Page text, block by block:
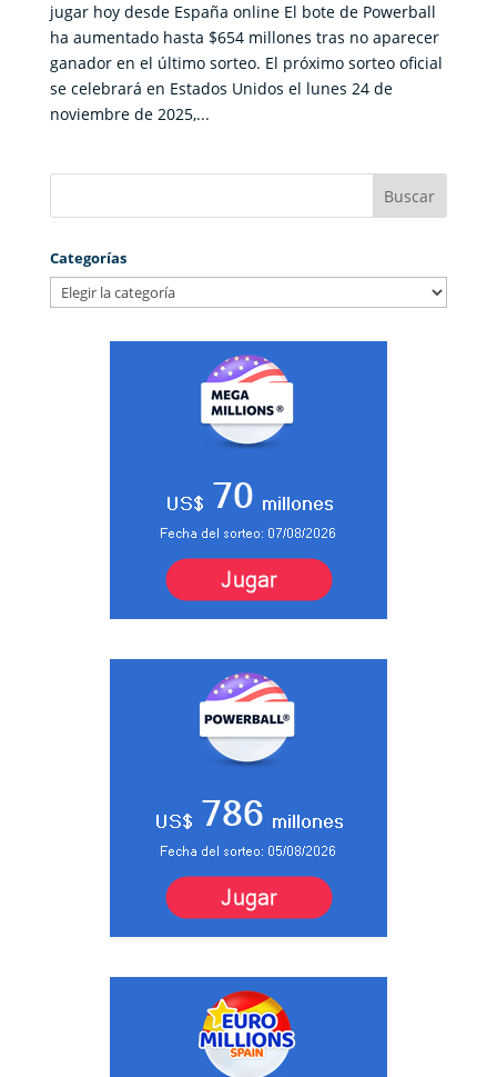
jugar hoy desde España online El bote de Powerball
ha aumentado hasta $654 millones tras no aparecer
ganador en el último sorteo. El próximo sorteo oficial
se celebrará en Estados Unidos el lunes 24 de
noviembre de 2025,...
Categorías
Categorías